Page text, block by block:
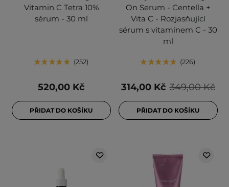
Vitamin C Tetra 10%
sérum - 30 ml
252
520,00 Kč
PŘIDAT DO KOŠÍKU
On Serum - Centella +
Vita C - Rozjasňující
sérum s vitamínem C - 30
ml
226
349,00 Kč
314,00 Kč
PŘIDAT DO KOŠÍKU